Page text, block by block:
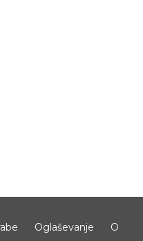
Oglaševanje
O